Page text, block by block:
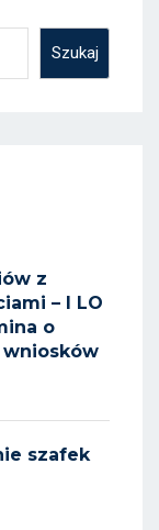
Szukaj
z
– I LO
o
wniosków
szafek